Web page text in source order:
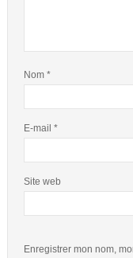
Nom *
E-mail *
Site web
Enregistrer mon nom,